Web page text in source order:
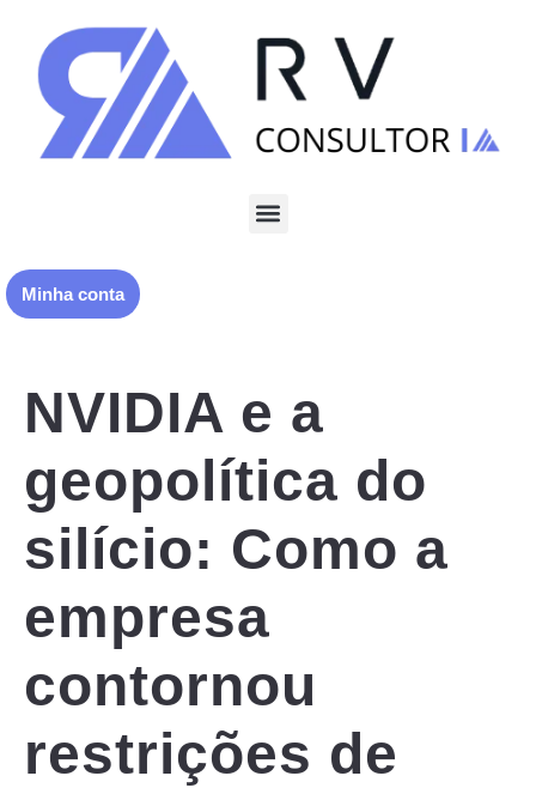
Minha conta
NVIDIA e a
geopolítica do
silício: Como a
empresa
contornou
restrições de